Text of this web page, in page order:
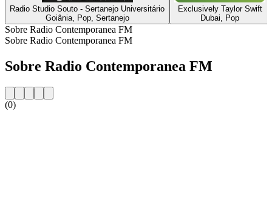
Radio Studio Souto - Sertanejo Universitário
Goiânia, Pop, Sertanejo
Exclusively Taylor Swift
Dubai, Pop
Sobre Radio Contemporanea FM
Sobre Radio Contemporanea FM
Sobre Radio Contemporanea FM
(0)